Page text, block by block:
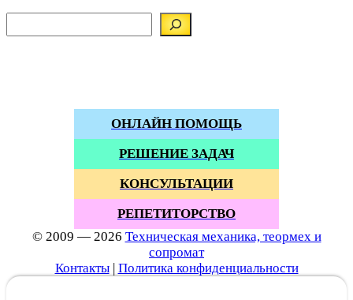
ОНЛАЙН ПОМОЩЬ
РЕШЕНИЕ ЗАДАЧ
КОНСУЛЬТАЦИИ
РЕПЕТИТОРСТВО
© 2009 — 2026 Техническая механика, теормех и
сопромат
Контакты| Политика конфиденциальности